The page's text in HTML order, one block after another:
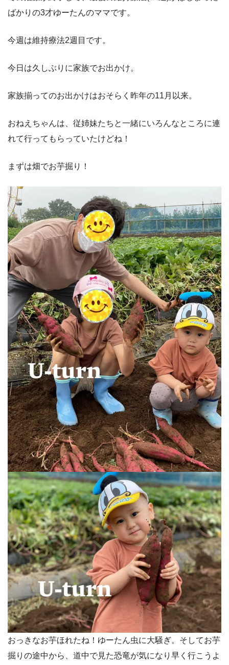
ばかりの3才ゆーたんのママです。
今週は維持療法2週目です。
今日は久しぶりに家族でお出かけ。
家族揃ってのお出かけはおそらく昨年の11月以来。
おねえちゃんは、従姉妹たちと一緒にいろんなところに連
れて行ってもらっていたけどね！
まずは畑でお芋掘り！
おっきなお芋ほれたね！ゆーたん虫に大騒ぎ。そしてお芋
掘りの途中から、道中で見た恐竜が気になり早く行こうよ